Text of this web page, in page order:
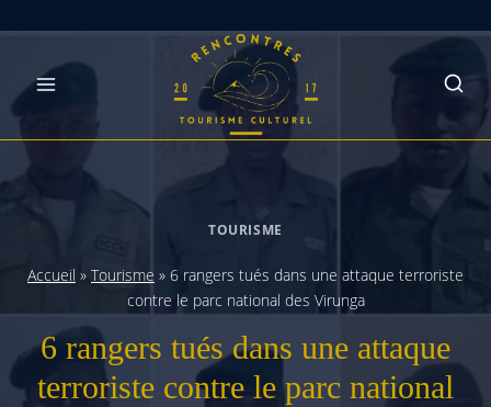
content
TOURISME
Accueil » Tourisme » 6 rangers tués dans une attaque terroriste
contre le parc national des Virunga
6 rangers tués dans une attaque
terroriste contre le parc national